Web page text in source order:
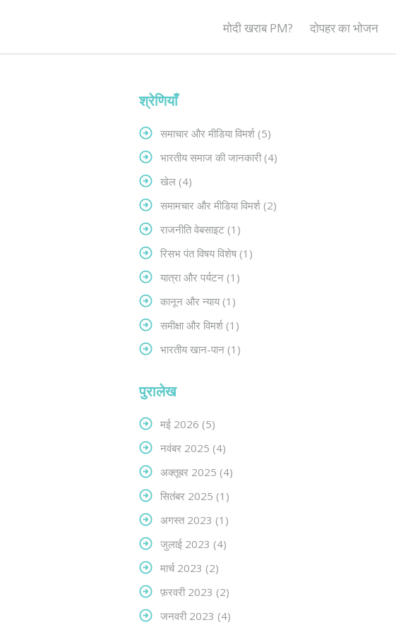
मोदी खराब PM? दोपहर का भोजन
श्रेणियाँ
समाचार और मीडिया विमर्श (5)
भारतीय समाज की जानकारी (4)
खेल (4)
समामचार और मीडिया विमर्श (2)
राजनीति वेबसाइट (1)
रिसभ पंत विषय विशेष (1)
यात्रा और पर्यटन (1)
कानून और न्याय (1)
समीक्षा और विमर्श (1)
भारतीय खान-पान (1)
पुरालेख
मई 2026 (5)
नवंबर 2025 (4)
अक्तूबर 2025 (4)
सितंबर 2025 (1)
अगस्त 2023 (1)
जुलाई 2023 (4)
मार्च 2023 (2)
फ़रवरी 2023 (2)
जनवरी 2023 (4)